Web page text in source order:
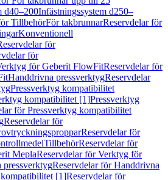
d40–200Infästningssystem d250–
TillbehörFör takbrunnarReservdelar för
Konventionell
för
för
för Geberit FlowFitReservdelar för
Handdrivna pressverktygReservdelar
Pressverktyg kompatibilitet
kompatibilitet [1]Pressverktyg
för Pressverktyg kompatibilitet
Reservdelar för
Reservdelar för
TillbehörReservdelar för
MeplaReservdelar för Verktyg för
pressverktygReservdelar för Handdrivna
[1]Reservdelar för